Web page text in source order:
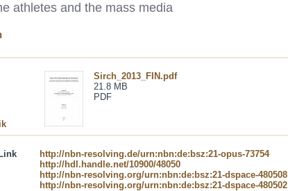
athletes and the mass media
Sirch_2013_FIN.pdf
21.8 MB
PDF
http://nbn-resolving.de/urn:nbn:de:bsz:21-opus-73754
http://hdl.handle.net/10900/48050
http://nbn-resolving.org/urn:nbn:de:bsz:21-dspace-480508
http://nbn-resolving.org/urn:nbn:de:bsz:21-dspace-480502